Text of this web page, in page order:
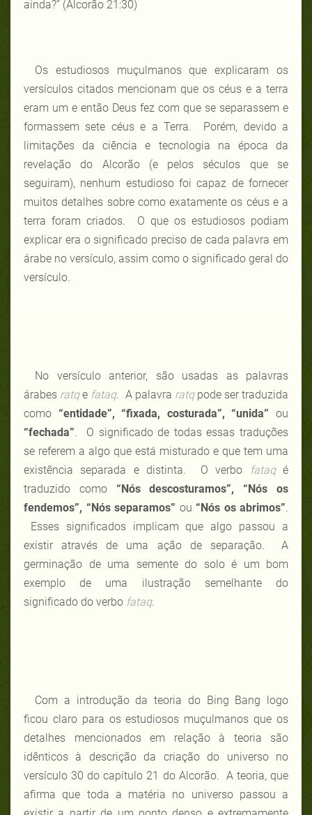
ainda?” (Alcorão 21:30)
Os estudiosos muçulmanos que explicaram os
versículos citados mencionam que os céus e a terra
eram um e então Deus fez com que se separassem e
formassem sete céus e a Terra. Porém, devido a
limitações da ciência e tecnologia na época da
revelação do Alcorão (e pelos séculos que se
seguiram), nenhum estudioso foi capaz de fornecer
muitos detalhes sobre como exatamente os céus e a
terra foram criados. O que os estudiosos podiam
explicar era o significado preciso de cada palavra em
árabe no versículo, assim como o significado geral do
versículo.
No versículo anterior, são usadas as palavras
árabes ratqe fataq. A palavra ratqpode ser traduzida
como “entidade”, “fixada, costurada”, “unida” ou
“fechada”. O significado de todas essas traduções
se referem a algo que está misturado e que tem uma
existência separada e distinta. O verbo
fataqé
traduzido como “Nós descosturamos”, “Nós os
fendemos”, “Nós separamos” ou “Nós os abrimos”.
Esses significados implicam que algo passou a
existir através de uma ação de separação. A
germinação de uma semente do solo é um bom
exemplo de uma ilustração semelhante do
significado do verbo fataq.
Com a introdução da teoria do Bing Bang logo
ficou claro para os estudiosos muçulmanos que os
detalhes mencionados em relação à teoria são
idênticos à descrição da criação do universo no
versículo 30 do capítulo 21 do Alcorão. A teoria, que
afirma que toda a matéria no universo passou a